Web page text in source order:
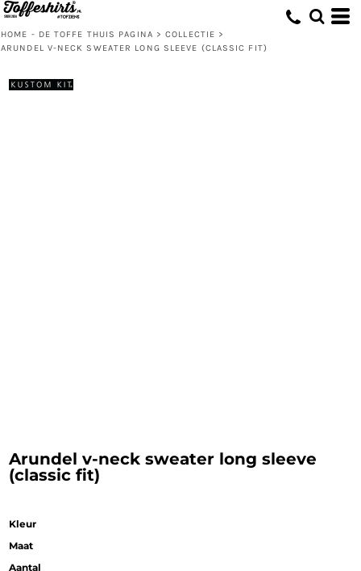
HOME - DE TOFFE THUIS PAGINA > COLLECTIE >
ARUNDEL V-NECK SWEATER LONG SLEEVE (CLASSIC FIT)
Arundel v-neck sweater long sleeve
(classic fit)
Kleur
Maat
Aantal